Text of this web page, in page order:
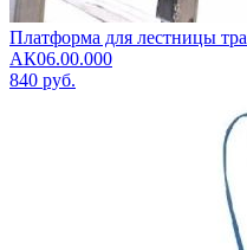
Платформа для лестницы
АК06.00.000
840 руб.